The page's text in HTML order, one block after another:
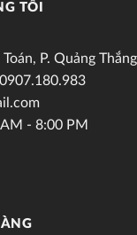
TÔI
P. Quảng
- 8:00 PM